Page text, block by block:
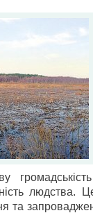
та